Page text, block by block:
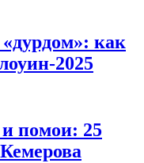
как
2025
помои: 25